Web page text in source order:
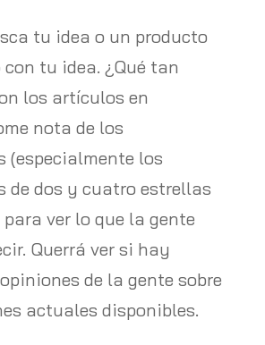
tu idea o un producto
tu idea. ¿Qué tan
los artículos en
nota de los
(especialmente los
de dos y cuatro estrellas
ver lo que la gente
Querrá ver si hay
de la gente sobre
actuales disponibles.